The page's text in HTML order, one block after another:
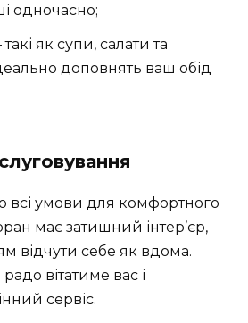
одночасно;
як супи, салати та
доповнять ваш обід
всі умови для комфортного
має затишний інтер’єр,
відчути себе як вдома.
вітатиме вас і
сервіс.